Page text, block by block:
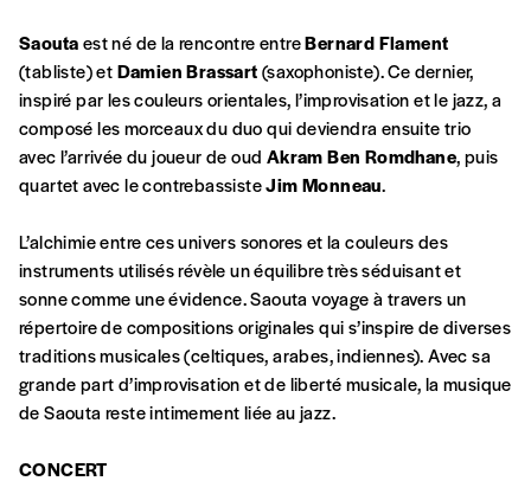
CONNEXION
Mot de passe oublié?
Créer un
compte
l’interculturel,vous est proposé àPRIX LIBRE.
Le prix libre est un mode de fixation du prix
par l’acheteur d’un bien ou d’un service, qui
peut être une manière pour lui de payer le prix
qu’il estime juste. Dans l’objectif de rendre nos
activités et publications accessibles, et
solidarité, nous vous proposons d’estimer
vous-mêmes le coût de notre publication.
Cette valeur peut donc être inférieure, égale
ou supérieure au prix indicatif. De cette
manière, vous soutenez le travail de l’équipe
de rédaction selon vos moyens et vos
motivations.
Saoutaest né de la rencontre entreBernard Flament
(tabliste) etDamien Brassart(saxophoniste). Ce dernier,
inspiré par les couleurs orientales, l’improvisation et le jazz, a
composé les morceaux du duo qui deviendra ensuite trio
avec l’arrivée du joueur de oud Akram Ben Romdhane, puis
quartet avec le contrebassisteJim Monneau.
L’alchimie entre ces univers sonores et la couleurs des
instruments utilisés révèle un équilibre très séduisant et
sonne comme une évidence. Saouta voyage à travers un
répertoire de compositions originales qui s’inspire de diverses
traditions musicales (celtiques, arabes, indiennes). Avec sa
grande part d’improvisation et de liberté musicale, la musique
de Saouta reste intimement liée au jazz.
CONCERT